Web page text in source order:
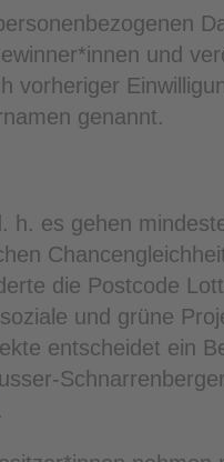
und
vorheriger
genannt.
h. es gehen
die Postcode
und grüne
entscheidet ein
.